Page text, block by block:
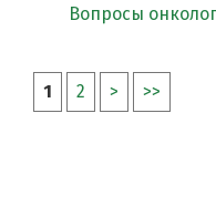
Вопросы
1 2 > >>